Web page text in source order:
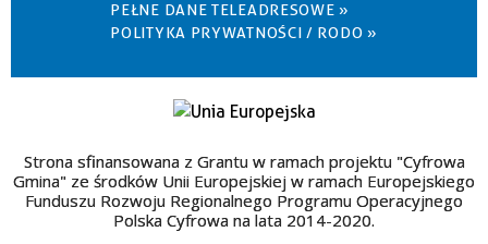
PEŁNE DANE TELEADRESOWE »
POLITYKA PRYWATNOŚCI / RODO »
Strona sfinansowana z Grantu w ramach projektu "Cyfrowa
Gmina" ze środków Unii Europejskiej w ramach Europejskiego
Funduszu Rozwoju Regionalnego Programu Operacyjnego
Polska Cyfrowa na lata 2014-2020.